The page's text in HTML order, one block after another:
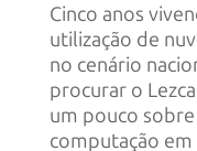
Cinco anos
utilização de
no cenário
procurar o
um pouco
computação